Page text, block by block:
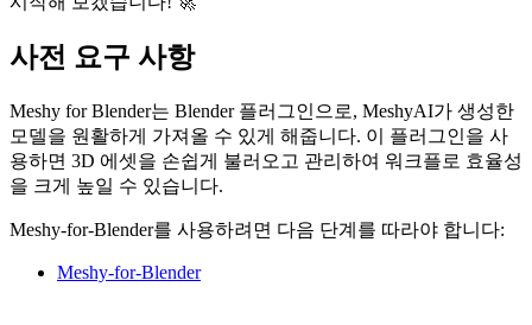
사전 요구 사항
Meshy for Blender는 Blender 플러그인으로, MeshyAI가 생성한
모델을 원활하게 가져올 수 있게 해줍니다. 이 플러그인을 사
용하면 3D 에셋을 손쉽게 불러오고 관리하여 워크플로 효율성
을 크게 높일 수 있습니다.
Meshy-for-Blender를 사용하려면 다음 단계를 따라야 합니다:
Meshy-for-Blender